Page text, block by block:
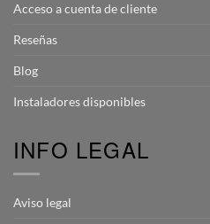
Acceso a cuenta de cliente
Reseñas
Blog
Instaladores disponibles
INFO LEGAL
Aviso legal